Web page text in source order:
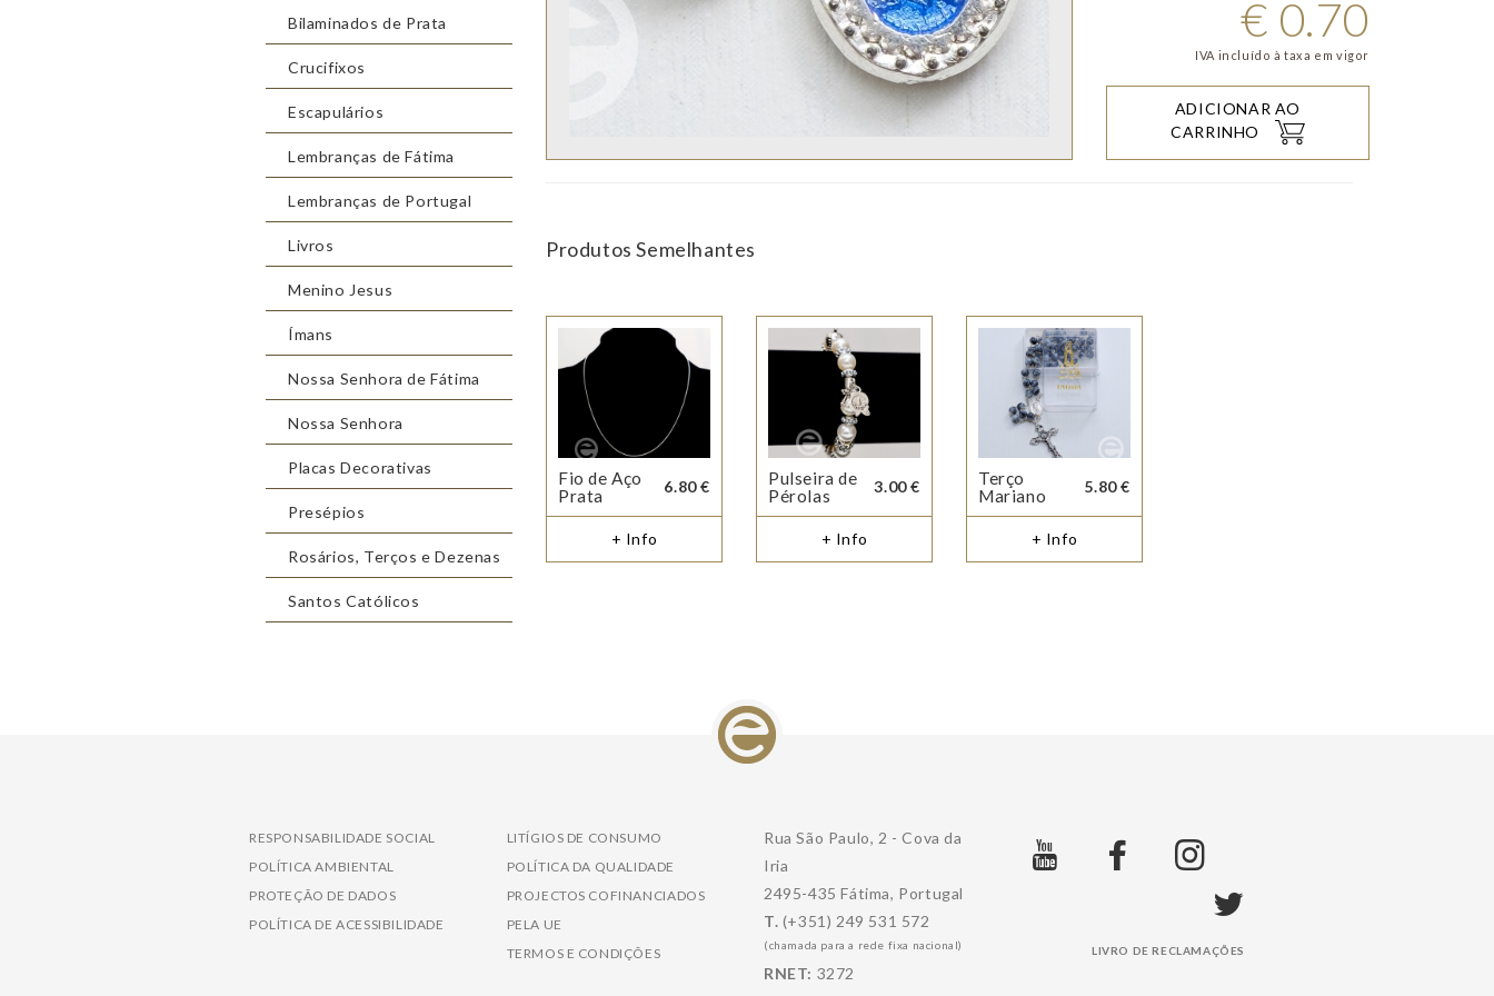
Bilaminados de Prata
Crucifixos
Escapulários
Lembranças de Fátima
Lembranças de Portugal
Livros
Menino Jesus
Ímans
Nossa Senhora de Fátima
Nossa Senhora
Placas Decorativas
Presépios
Rosários, Terços e Dezenas
Santos Católicos
€ 0.70
IVA incluído à taxa em vigor
ADICIONAR AO
CARRINHO
Produtos Semelhantes
Fio de Aço
Prata
6.80 €
+ Info
Pulseira de
Pérolas
3.00 €
+ Info
Terço
Mariano
5.80 €
+ Info
RESPONSABILIDADE SOCIAL
POLÍTICA AMBIENTAL
PROTEÇÃO DE DADOS
POLÍTICA DE ACESSIBILIDADE
LITÍGIOS DE CONSUMO
POLÍTICA DA QUALIDADE
PROJECTOS COFINANCIADOS
PELA UE
TERMOS E CONDIÇÕES
Rua São Paulo, 2 - Cova da
Iria
2495-435 Fátima, Portugal
T. (+351) 249 531 572
(chamada para a rede fixa nacional)
RNET: 3272
LIVRO DE RECLAMAÇÕES